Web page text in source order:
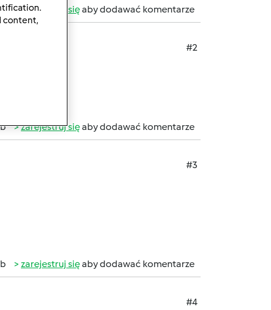
zarejestruj sięaby dodawać komentarze
#2
zarejestruj sięaby dodawać komentarze
#3
zarejestruj sięaby dodawać komentarze
#4
content,